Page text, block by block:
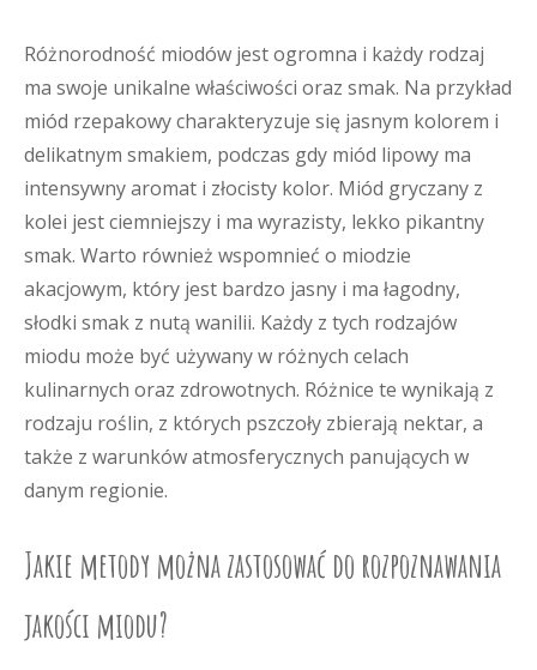
Różnorodność miodów jest ogromna i każdy rodzaj
ma swoje unikalne właściwości oraz smak. Na przykład
miód rzepakowy charakteryzuje się jasnym kolorem i
delikatnym smakiem, podczas gdy miód lipowy ma
intensywny aromat i złocisty kolor. Miód gryczany z
kolei jest ciemniejszy i ma wyrazisty, lekko pikantny
smak. Warto również wspomnieć o miodzie
akacjowym, który jest bardzo jasny i ma łagodny,
słodki smak z nutą wanilii. Każdy z tych rodzajów
miodu może być używany w różnych celach
kulinarnych oraz zdrowotnych. Różnice te wynikają z
rodzaju roślin, z których pszczoły zbierają nektar, a
także z warunków atmosferycznych panujących w
danym regionie.
Jakie metody można zastosować do rozpoznawania
jakości miodu?